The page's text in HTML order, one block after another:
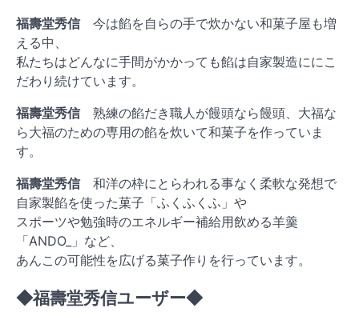
福壽堂秀信 今は餡を自らの手で炊かない和菓子屋も増
える中、
私たちはどんなに手間がかかっても餡は自家製造ににこ
だわり続けています。
福壽堂秀信 熟練の餡だき職人が饅頭なら饅頭、大福な
ら大福のための専用の餡を炊いて和菓子を作っていま
す。
福壽堂秀信 和洋の枠にとらわれる事なく柔軟な発想で
自家製餡を使った菓子「ふくふくふ」や
スポーツや勉強時のエネルギー補給用飲める羊羹
「ANDO_」など、
あんこの可能性を広げる菓子作りを行っています。
◆福壽堂秀信ユーザー◆